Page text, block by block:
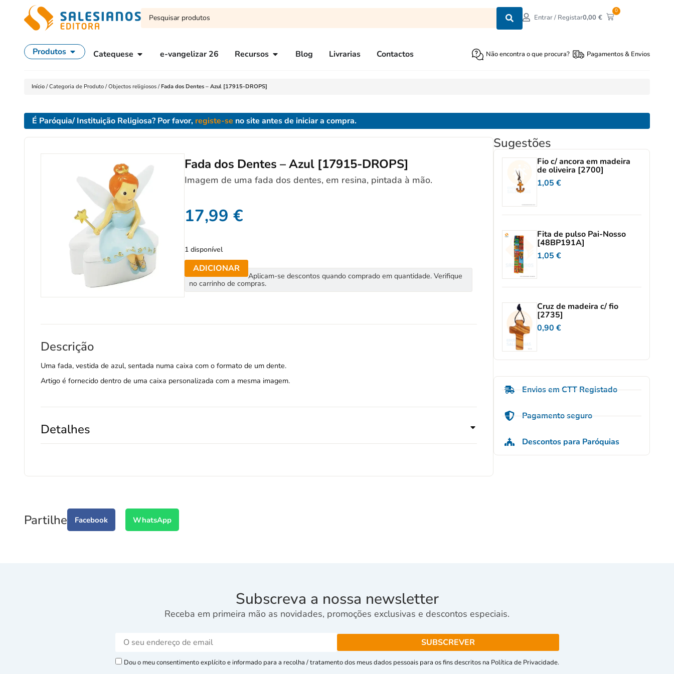
Entrar / Registar0,00€
0
Produtos Catequese e-vangelizar 26 Recursos Blog Livrarias Contactos Não encontra o que procura? Pagamentos & Envios
Início /Categoria de Produto /Objectos religiosos /Fada dos Dentes – Azul [17915-DROPS]
É Paróquia/ Instituição Religiosa? Por favor, registe-se no site antes de iniciar a compra.
Fada dos Dentes – Azul [17915-DROPS]
Imagem de uma fada dos dentes, em resina, pintada à mão.
17,99€
1 disponível
ADICIONAR
Aplicam-se descontos quando comprado em quantidade. Verifique
no carrinho de compras.
Descrição
Uma fada, vestida de azul, sentada numa caixa com o formato de um dente.
Artigo é fornecido dentro de uma caixa personalizada com a mesma imagem.
Detalhes
Sugestões
Fio c/ ancora em madeira
de oliveira [2700]
1,05 €
Fita de pulso Pai-Nosso
[48BP191A]
1,05 €
Cruz de madeira c/ fio
[2735]
0,90 €
Envios em CTT Registado
Pagamento seguro
Descontos para Paróquias
Partilhe Facebook WhatsApp
Subscreva a nossa newsletter
Receba em primeira mão as novidades, promoções exclusivas e descontos especiais.
Dou o meu consentimento explícito e informado para a recolha / tratamento dos meus dados pessoais para os fins descritos na Política de Privacidade.